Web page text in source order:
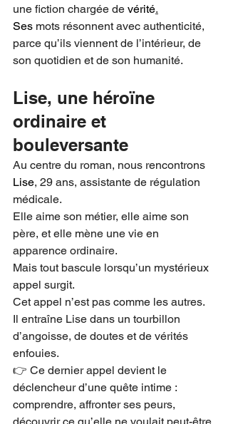
une fiction chargée de vérité.
Ses mots résonnent avec authenticité,
parce qu’ils viennent de l’intérieur, de
son quotidien et de son humanité.
Lise, une héroïne
ordinaire et
bouleversante
Au centre du roman, nous rencontrons
Lise, 29 ans, assistante de régulation
médicale.
Elle aime son métier, elle aime son
père, et elle mène une vie en
apparence ordinaire.
Mais tout bascule lorsqu’un mystérieux
appel surgit.
Cet appel n’est pas comme les autres.
Il entraîne Lise dans un tourbillon
d’angoisse, de doutes et de vérités
enfouies.
👉 Ce dernier appel devient le
déclencheur d’une quête intime :
comprendre, affronter ses peurs,